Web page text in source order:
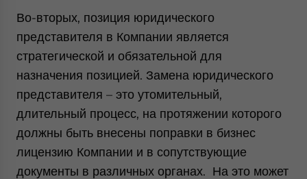
Во-вторых, позиция юридического
представителя в Компании является
стратегической и обязательной для
назначения позицией. Замена юридического
представителя – это утомительный,
длительный процесс, на протяжении которого
должны быть внесены поправки в бизнес
лицензию Компании и в сопутствующие
документы в различных органах. На это может